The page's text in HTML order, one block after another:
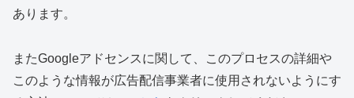
あります。
またGoogleアドセンスに関して、このプロセスの詳細や
このような情報が広告配信事業者に使用されないようにす